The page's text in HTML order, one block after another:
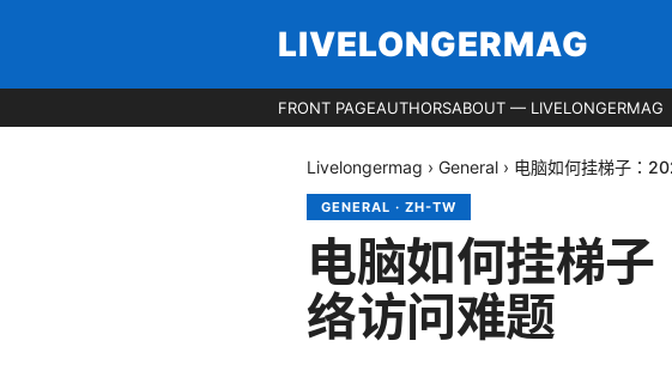
LIVELONGERMAG
FRONT PAGEAUTHORSABOUT — LIVELONGERMAG
Livelongermag › General › 电脑如何挂梯子：
GENERAL · ZH-TW
电脑如何挂梯
络访问难题